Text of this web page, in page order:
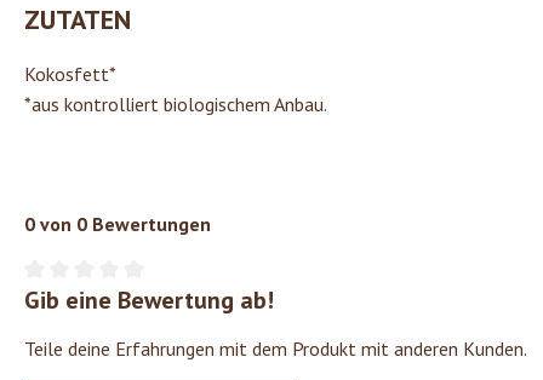
ZUTATEN
Kokosfett*
*aus kontrolliert biologischem Anbau.
0 von 0 Bewertungen
Durchschnittliche Bewertung von 0 von 5 Sternen
Gib eine Bewertung ab!
Teile deine Erfahrungen mit dem Produkt mit anderen Kunden.